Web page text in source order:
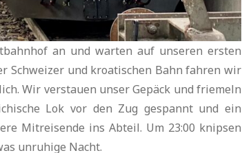
an und warten auf unseren ersten
Schweizer und kroatischen Bahn fahren wir
Wir verstauen unser Gepäck und friemeln
Lok vor den Zug gespannt und ein
Mitreisende ins Abteil. Um 23:00 knipsen
unruhige Nacht.